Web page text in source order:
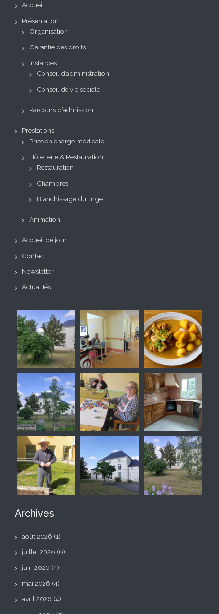
Accueil
Présentation
Organisation
Garantie des droits
Instances
Conseil d’administration
Conseil de vie sociale
Parcours d’admission
Prestations
Prise en charge médicale
Hôtellerie & Restauration
Restauration
Chambres
Blanchissage du linge
Animation
Accueil de jour
Contact
Newsletter
Actualités
Archives
août 2026 (1)
juillet 2026 (6)
juin 2026 (4)
mai 2026 (4)
avril 2026 (4)